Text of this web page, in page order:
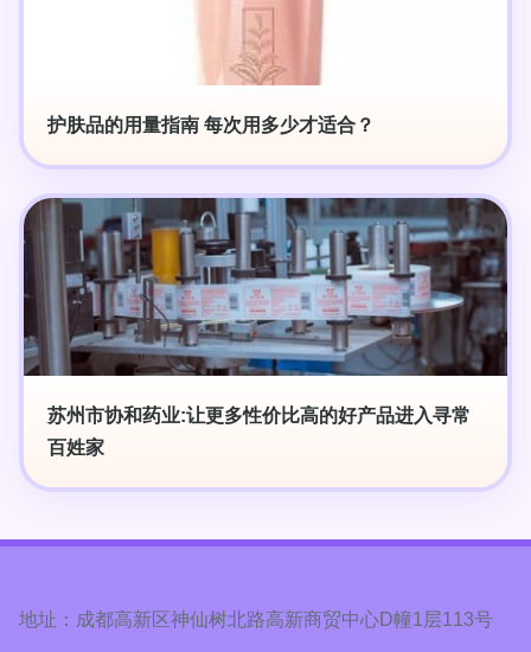
护肤品的用量指南 每次用多少才适合？
苏州市协和药业:让更多性价比高的好产品进入寻常
百姓家
地址：成都高新区神仙树北路高新商贸中心D幢1层113号